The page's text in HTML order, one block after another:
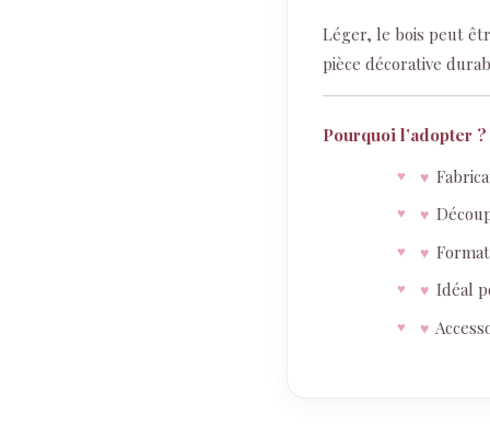
Léger, le bois peut
pièce décorative
Pourquoi l’adopter ?
♥
♥
♥
♥ Idéal
♥